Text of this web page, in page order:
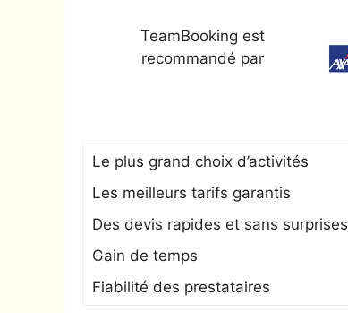
TeamBooking est
recommandé par
Le plus grand choix d’activités
Les meilleurs tarifs garantis
Des devis rapides et sans surprises
Gain de temps
Fiabilité des prestataires